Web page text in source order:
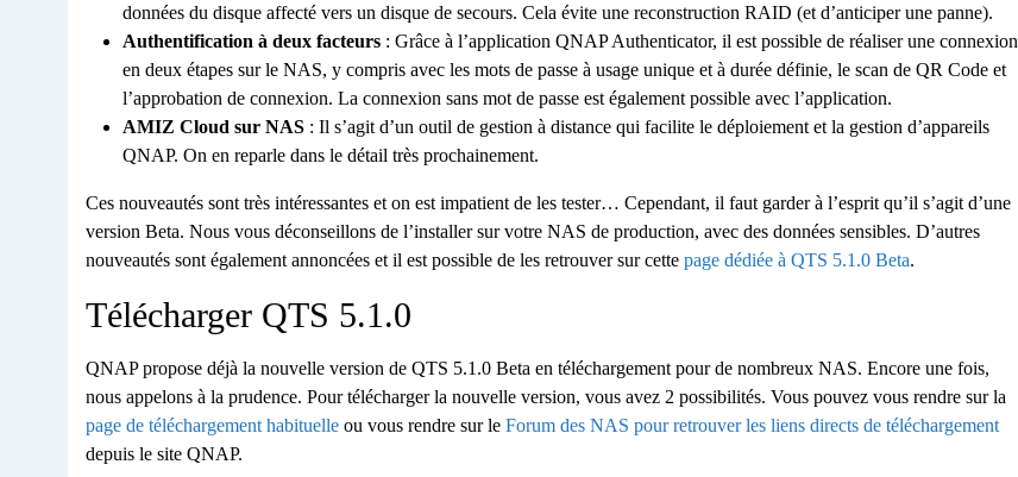
données du disque affecté vers un disque de secours. Cela évite une reconstruction RAID (et d’anticiper une panne).
Authentification à deux facteurs : Grâce à l’application QNAP Authenticator, il est possible de réaliser une connexion
en deux étapes sur le NAS, y compris avec les mots de passe à usage unique et à durée définie, le scan de QR Code et
l’approbation de connexion. La connexion sans mot de passe est également possible avec l’application.
AMIZ Cloud sur NAS : Il s’agit d’un outil de gestion à distance qui facilite le déploiement et la gestion d’appareils
QNAP. On en reparle dans le détail très prochainement.
Ces nouveautés sont très intéressantes et on est impatient de les tester… Cependant, il faut garder à l’esprit qu’il s’agit d’une
version Beta. Nous vous déconseillons de l’installer sur votre NAS de production, avec des données sensibles. D’autres
nouveautés sont également annoncées et il est possible de les retrouver sur cette page dédiée à QTS 5.1.0 Beta.
Télécharger QTS 5.1.0
QNAP propose déjà la nouvelle version de QTS 5.1.0 Beta en téléchargement pour de nombreux NAS. Encore une fois,
nous appelons à la prudence. Pour télécharger la nouvelle version, vous avez 2 possibilités. Vous pouvez vous rendre sur la
page de téléchargement habituelle ou vous rendre sur le Forum des NAS pour retrouver les liens directs de téléchargement
depuis le site QNAP.